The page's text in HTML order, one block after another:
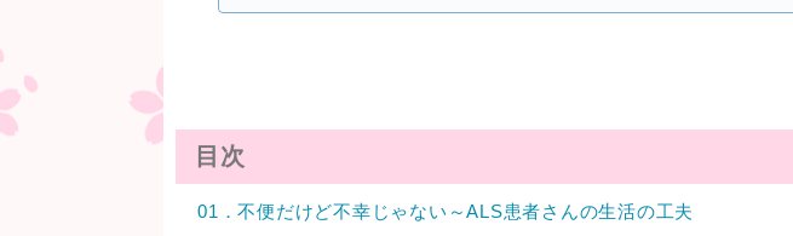
目次
01．不便だけど不幸じゃない～ALS患者さんの生活の工夫